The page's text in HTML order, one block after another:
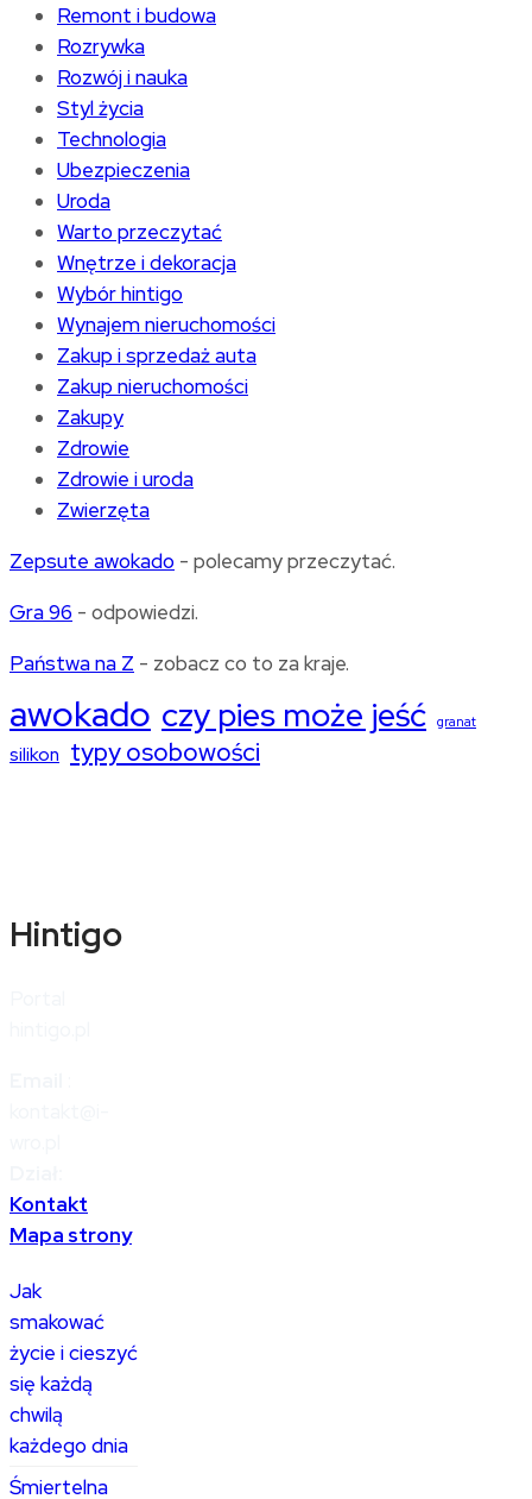
Remont i budowa
Rozrywka
Rozwój i nauka
Styl życia
Technologia
Ubezpieczenia
Uroda
Warto przeczytać
Wnętrze i dekoracja
Wybór hintigo
Wynajem nieruchomości
Zakup i sprzedaż auta
Zakup nieruchomości
Zakupy
Zdrowie
Zdrowie i uroda
Zwierzęta
Zepsute awokado - polecamy przeczytać.
Gra 96 - odpowiedzi.
Państwa na Z - zobacz co to za kraje.
awokado czy pies może jeść granat
silikon typy osobowości
Hintigo
Kontakt
Mapa strony
Jak
smakować
życie i cieszyć
się każdą
chwilą
każdego dnia
Śmiertelna